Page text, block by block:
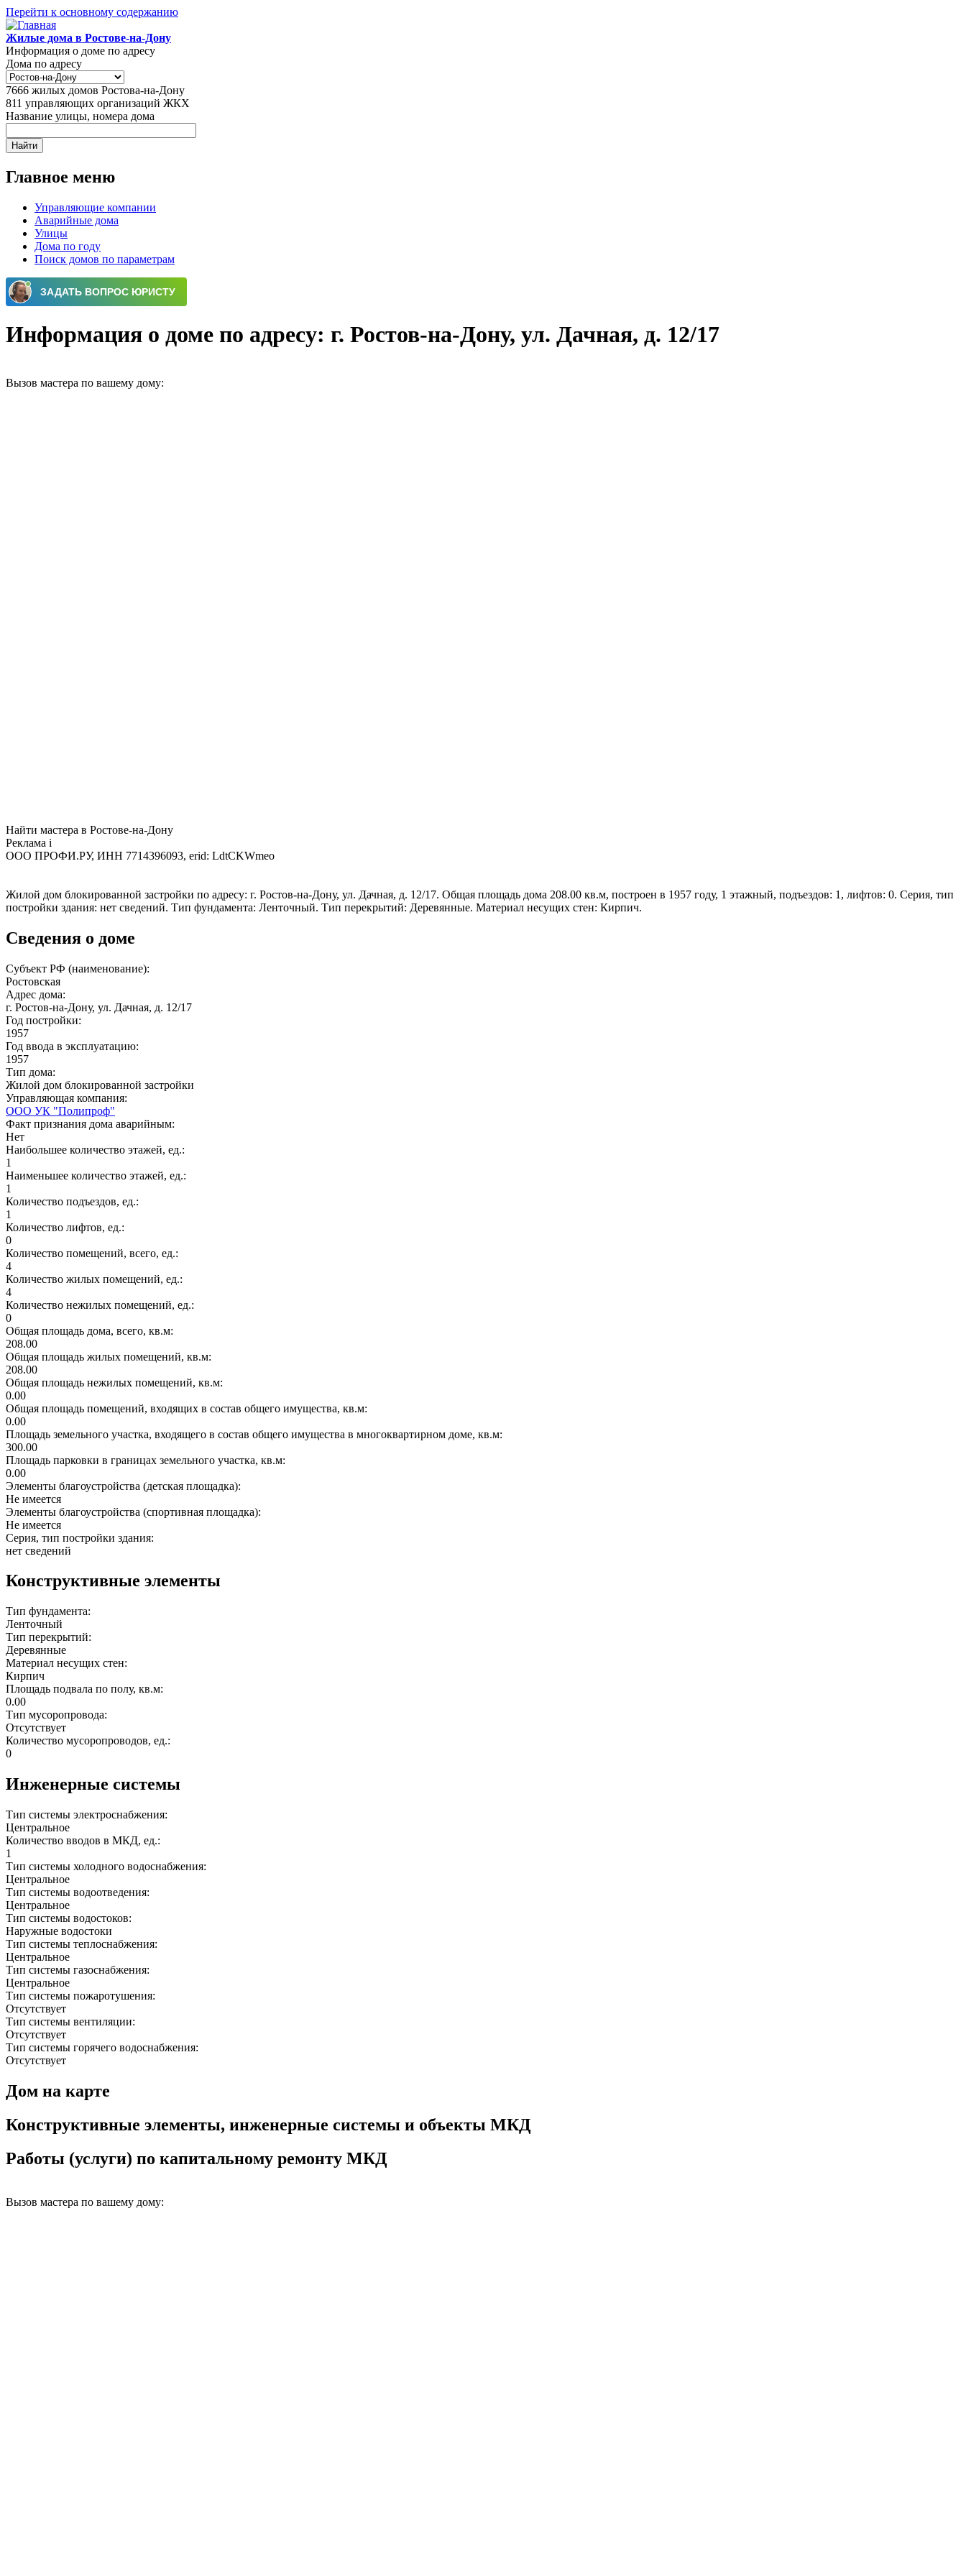
Перейти к основному содержанию
Жилые дома в Ростове-на-Дону
Информация о доме по адресу
Дома по адресу
7666 жилых домов Ростова-на-Дону
811 управляющих организаций ЖКХ
Название улицы, номера дома
Главное меню
Управляющие компании
Аварийные дома
Улицы
Дома по году
Поиск домов по параметрам
Информация о доме по адресу: г. Ростов-на-Дону, ул. Дачная, д. 12/17
Вызов мастера по вашему дому:
Найти мастера в Ростове-на-Дону
Реклама i
ООО ПРОФИ.РУ, ИНН 7714396093, erid: LdtCKWmeo
Жилой дом блокированной застройки по адресу: г. Ростов-на-Дону, ул. Дачная, д. 12/17. Общая площадь дома 208.00 кв.м, построен в 1957 году, 1 этажный, подъездов: 1, лифтов: 0. Серия, тип
постройки здания: нет сведений. Тип фундамента: Ленточный. Тип перекрытий: Деревянные. Материал несущих стен: Кирпич.
Сведения о доме
Субъект РФ (наименование):
Ростовская
Адрес дома:
г. Ростов-на-Дону, ул. Дачная, д. 12/17
Год постройки:
1957
Год ввода в эксплуатацию:
1957
Тип дома:
Жилой дом блокированной застройки
Управляющая компания:
ООО УК "Полипроф"
Факт признания дома аварийным:
Нет
Наибольшее количество этажей, ед.:
1
Наименьшее количество этажей, ед.:
1
Количество подъездов, ед.:
1
Количество лифтов, ед.:
0
Количество помещений, всего, ед.:
4
Количество жилых помещений, ед.:
4
Количество нежилых помещений, ед.:
0
Общая площадь дома, всего, кв.м:
208.00
Общая площадь жилых помещений, кв.м:
208.00
Общая площадь нежилых помещений, кв.м:
0.00
Общая площадь помещений, входящих в состав общего имущества, кв.м:
0.00
Площадь земельного участка, входящего в состав общего имущества в многоквартирном доме, кв.м:
300.00
Площадь парковки в границах земельного участка, кв.м:
0.00
Элементы благоустройства (детская площадка):
Не имеется
Элементы благоустройства (спортивная площадка):
Не имеется
Серия, тип постройки здания:
нет сведений
Конструктивные элементы
Тип фундамента:
Ленточный
Тип перекрытий:
Деревянные
Материал несущих стен:
Кирпич
Площадь подвала по полу, кв.м:
0.00
Тип мусоропровода:
Отсутствует
Количество мусоропроводов, ед.:
0
Инженерные системы
Тип системы электроснабжения:
Центральное
Количество вводов в МКД, ед.:
1
Тип системы холодного водоснабжения:
Центральное
Тип системы водоотведения:
Центральное
Тип системы водостоков:
Наружные водостоки
Тип системы теплоснабжения:
Центральное
Тип системы газоснабжения:
Центральное
Тип системы пожаротушения:
Отсутствует
Тип системы вентиляции:
Отсутствует
Тип системы горячего водоснабжения:
Отсутствует
Дом на карте
Конструктивные элементы, инженерные системы и объекты МКД
Работы (услуги) по капитальному ремонту МКД
Вызов мастера по вашему дому: